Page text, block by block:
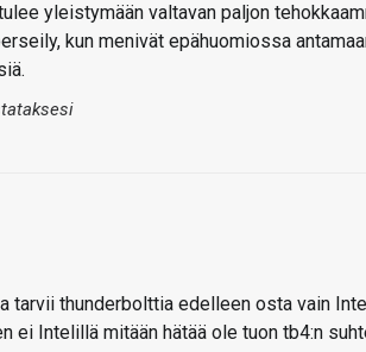
yleistymään valtavan paljon
kun menivät epähuomiossa
tarvii thunderbolttia edelleen osta vain
ei Intelillä mitään hätää ole tuon tb4:n